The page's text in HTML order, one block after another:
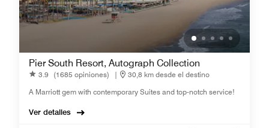
Pier South Resort, Autograph Collection
3.9 (1685 opiniones) |
30,8 km desde el destino
A Marriott gem with contemporary Suites and top-notch service!
Ver detalles